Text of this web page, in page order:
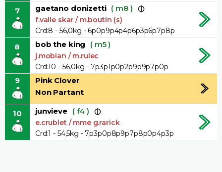
7 gaetano donizetti ( m8 )
f.valle skar / m.boutin (s)
Crd:8 - 56,0kg - 6p0p9p4p4p6p3p6p7p8p
8 bob the king ( m5 )
j.mobian / m.rulec
Crd:10 - 56,0kg - 7p3p1p0p2p9p9p7p0p
9
Pink Clover
Non Partant
10 junvieve ( f4 )
e.crublet / mme g.rarick
Crd:1 - 54,5kg - 7p3p0p8p9p7p8p0p4p3p